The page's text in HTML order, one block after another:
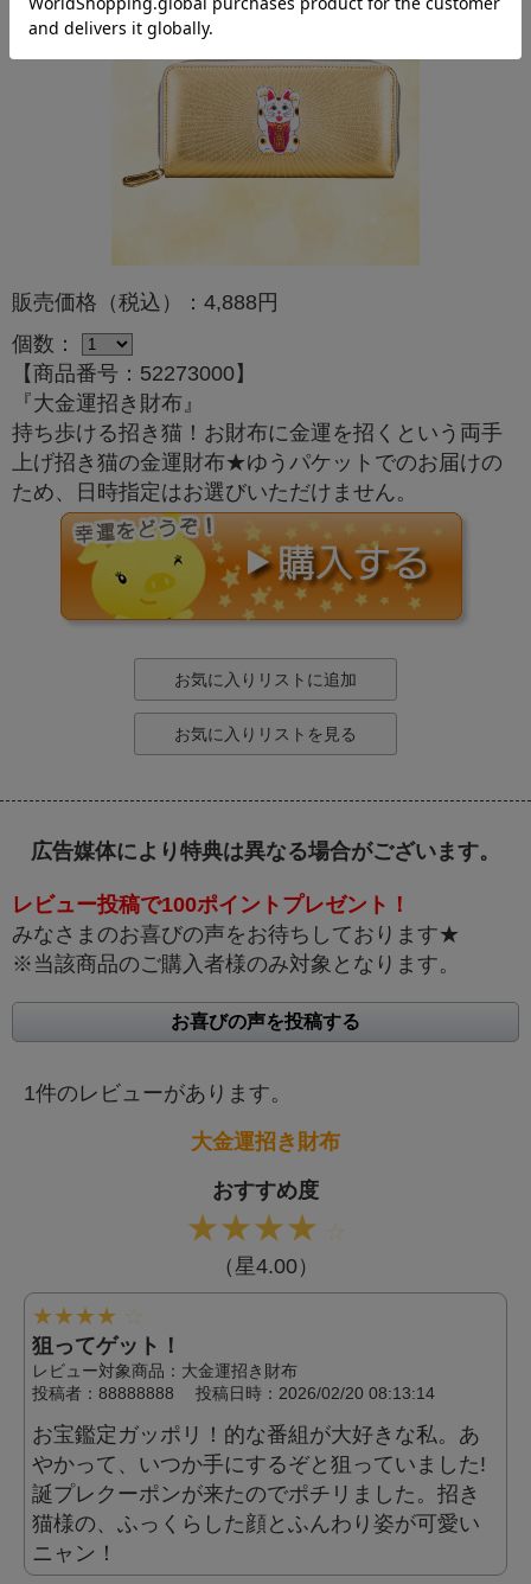
販売価格（税込）：4,888円
個数：
【商品番号：52273000】
『大金運招き財布』
持ち歩ける招き猫！お財布に金運を招くという両手
上げ招き猫の金運財布★ゆうパケットでのお届けの
ため、日時指定はお選びいただけません。
お気に入りリストに追加
お気に入りリストを見る
広告媒体により特典は異なる場合がございます。
レビュー投稿で100ポイントプレゼント！
みなさまのお喜びの声をお待ちしております★
※当該商品のご購入者様のみ対象となります。
お喜びの声を投稿する
1件のレビューがあります。
大金運招き財布
おすすめ度
★★★★ ☆
（星4.00）
★★★★ ☆
狙ってゲット！
レビュー対象商品：大金運招き財布
投稿者： 88888888 投稿日時：2026/02/20 08:13:14
お宝鑑定ガッポリ！的な番組が大好きな私。あ
やかって、いつか手にするぞと狙っていました!
誕プレクーポンが来たのでポチリました。招き
猫様の、ふっくらした顔とふんわり姿が可愛い
ニャン！